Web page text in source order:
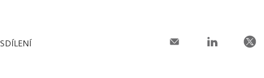
SDÍLENÍ